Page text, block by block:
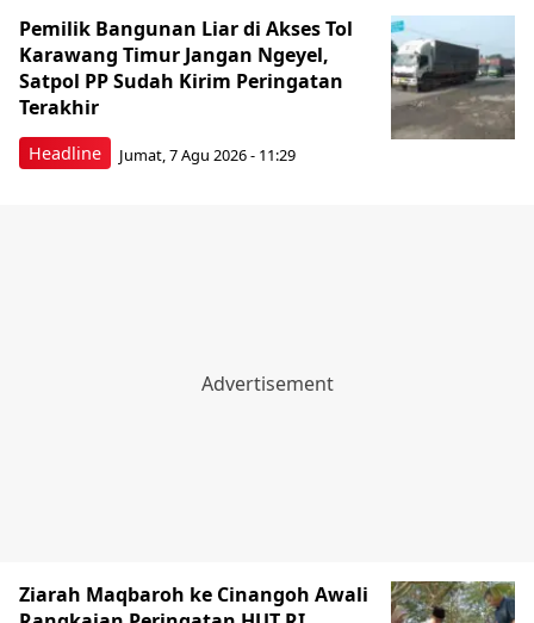
Headline
Pemilik Bangunan Liar di Akses Tol
Karawang Timur Jangan Ngeyel,
Satpol PP Sudah Kirim Peringatan
Terakhir
Jumat, 7 Agu 2026 - 11:29
Ziarah Maqbaroh ke Cinangoh Awali